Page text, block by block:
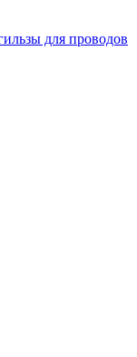
для проводов